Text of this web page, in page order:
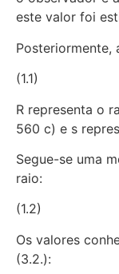
este valor foi
Posteriormente,
(1.1)
R representa o
560 c) e s
Segue-se uma
raio:
(1.2)
Os valores
(3.2.):